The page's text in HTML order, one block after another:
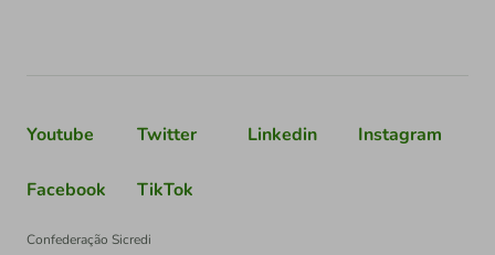
Youtube Twitter Linkedin Instagram
Facebook TikTok
Confederação Sicredi